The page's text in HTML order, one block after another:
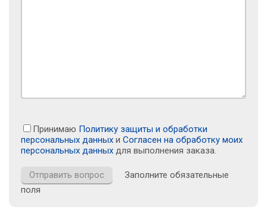
Принимаю Политику защиты и обработки
персональных данных и Согласен на обработку моих
персональных данных для выполнения заказа.
Заполните обязательные
поля